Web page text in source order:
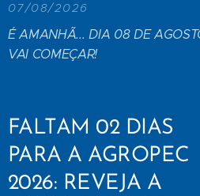
07/08/2026
É AMANHÃ... DIA 08 DE
VAI COMEÇAR!
FALTAM 02 DIAS
PARA A AGROPEC
2026: REVEJA A